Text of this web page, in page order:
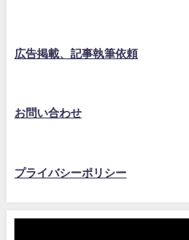
広告掲載、記事執筆依頼
お問い合わせ
プライバシーポリシー